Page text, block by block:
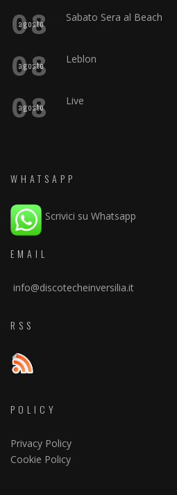
08
agosto Sabato Sera al Beach
08
agosto Leblon
08
agosto Live
WHATSAPP
Scrivici su Whatsapp
EMAIL
info@discotecheinversilia.it
RSS
POLICY
Privacy Policy
Cookie Policy